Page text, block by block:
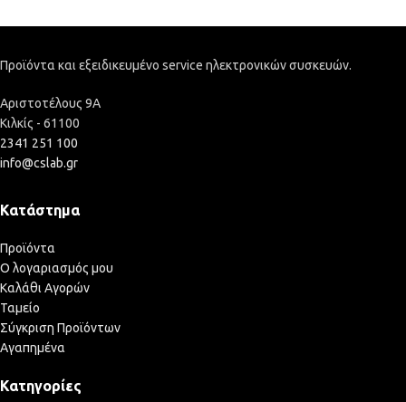
Προϊόντα και εξειδικευμένο service ηλεκτρονικών συσκευών.
Αριστοτέλους 9Α
Κιλκίς - 61100
2341 251 100
info@cslab.gr
Κατάστημα
Προϊόντα
Ο λογαριασμός μου
Καλάθι Αγορών
Ταμείο
Σύγκριση Προϊόντων
Αγαπημένα
Κατηγορίες